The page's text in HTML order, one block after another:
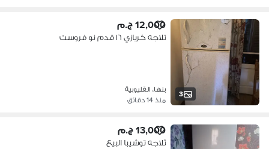
3
12,000 ج.م
تلاجه كريازي ١٦ قدم نو فروست
بنها، القليوبية
منذ 14 دقائق
13,000 ج.م
ثلاجه توشيبا البيع